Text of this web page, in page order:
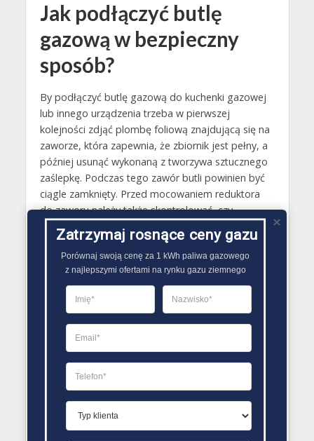
Jak podłączyć butlę
gazową w bezpieczny
sposób?
By podłączyć butlę gazową do kuchenki gazowej
lub innego urządzenia trzeba w pierwszej
kolejności zdjąć plombę foliową znajdującą się na
zaworze, która zapewnia, że zbiornik jest pełny, a
później usunąć wykonaną z tworzywa sztucznego
zaślepkę. Podczas tego zawór butli powinien być
ciągle zamknięty. Przed mocowaniem reduktora
do zaworu należy także skontrolować, czy
uszczelka umiejscowiona w zaworze w butli jest w
odpowiednim stanie, w przypadku, gdy jest ona
przerwana, trzeba się natomiast skontaktować ze
sprzedawcą butli. Po zamontowaniu reduktora na
zaworze butli z gazem wystarczy już jedynie
odkręcić go poprzez pojedynczy obrót we
wskazanym kierunku..
PORÓWNYWARKA OFERT GAZU
Zatrzymaj rosnące ceny gazu
Porównaj swoją cenę za 1 kWh paliwa gazowego
z najlepszymi ofertami na rynku gazu ziemnego